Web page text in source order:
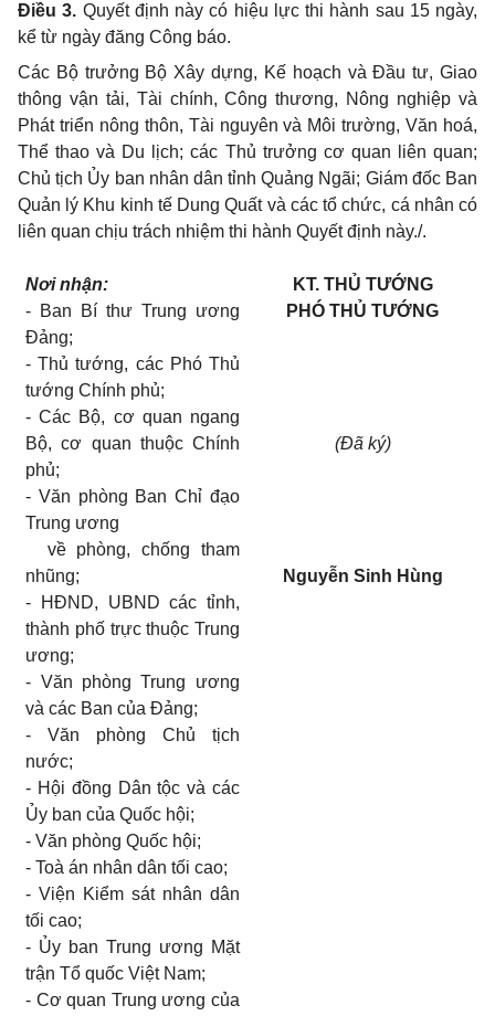
Điều 3. Quyết định này có hiệu lực thi hành sau 15 ngày,
kể từ ngày đăng Công báo.
Các Bộ trưởng Bộ Xây dựng, Kế hoạch và Đầu tư, Giao
thông vận tải, Tài chính, Công thương, Nông nghiệp và
Phát triển nông thôn, Tài nguyên và Môi trường, Văn hoá,
Thể thao và Du lịch; các Thủ trưởng cơ quan liên quan;
Chủ tịch Ủy ban nhân dân tỉnh Quảng Ngãi; Giám đốc Ban
Quản lý Khu kinh tế Dung Quất và các tổ chức, cá nhân có
liên quan chịu trách nhiệm thi hành Quyết định này./.
Nơi nhận:
- Ban Bí thư Trung ương
Đảng;
- Thủ tướng, các Phó Thủ
tướng Chính phủ;
- Các Bộ, cơ quan ngang
Bộ,cơ quan thuộc Chính
phủ;
- Văn phòng Ban Chỉ đạo
Trung ương
về phòng, chống tham
nhũng;
- HĐND, UBND các tỉnh,
thành phố trực thuộc Trung
ương;
- Văn phòng Trung ương
và các Ban của Đảng;
-Văn phòng Chủ tịch
nước;
- Hội đồng Dân tộc và các
Ủy ban của Quốc hội;
- Văn phòng Quốc hội;
- Toà án nhân dân tối cao;
- Viện Kiểm sát nhân dân
tối cao;
- Ủy ban Trung ương Mặt
trận Tổ quốc Việt Nam;
- Cơ quan Trung ương của
KT. THỦ TƯỚNG
PHÓ THỦ TƯỚNG
(Đã ký)
Nguyễn Sinh Hùng